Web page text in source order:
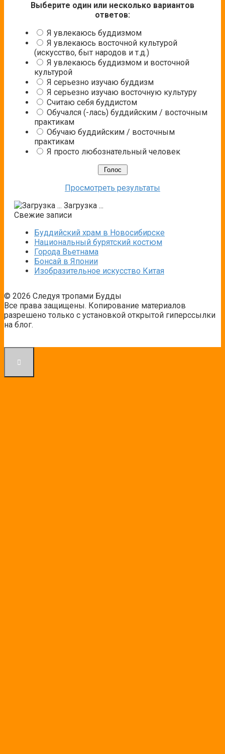
Выберите один или несколько вариантов
ответов:
Я увлекаюсь буддизмом
Я увлекаюсь восточной культурой
(искусство, быт народов и т.д.)
Я увлекаюсь буддизмом и восточной
культурой
Я серьезно изучаю буддизм
Я серьезно изучаю восточную культуру
Считаю себя буддистом
Обучался (-лась) буддийским / восточным
практикам
Обучаю буддийским / восточным
практикам
Я просто любознательный человек
Просмотреть результаты
Загрузка ...
Свежие записи
Буддийский храм в Новосибирске
Национальный бурятский костюм
Города Вьетнама
Бонсай в Японии
Изобразительное искусство Китая
© 2026 Следуя тропами Будды
Все права защищены. Копирование материалов
разрешено только с установкой открытой гиперссылки
на блог.